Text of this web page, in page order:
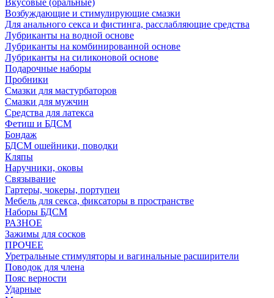
Вкусовые (оральные)
Возбуждающие и стимулирующие смазки
Для анального секса и фистинга, расслабляющие средства
Лубриканты на водной основе
Лубриканты на комбинированной основе
Лубриканты на силиконовой основе
Подарочные наборы
Пробники
Смазки для мастурбаторов
Смазки для мужчин
Средства для латекса
Фетиш и БДСМ
Бондаж
БДСМ ошейники, поводки
Кляпы
Наручники, оковы
Связывание
Гартеры, чокеры, портупеи
Мебель для секса, фиксаторы в пространстве
Наборы БДСМ
РАЗНОЕ
Зажимы для сосков
ПРОЧЕЕ
Уретральные стимуляторы и вагинальные расширители
Поводок для члена
Пояс верности
Ударные